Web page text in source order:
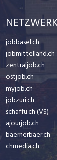
NETZWERK
jobbasel.ch
jobmittelland.ch
zentraljob.ch
ostjob.ch
myjob.ch
jobzüri.ch
schaffu.ch (VS)
ajourjob.ch
baernerbaer.ch
chmedia.ch